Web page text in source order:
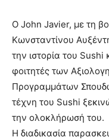
Ο John Javier, με τη
Κωνσταντίνου
την ιστορία του Sushi
φοιτητές των
Προγραμμάτων
τέχνη του Sushi
την ολοκλήρωσή του.
Η διαδικασία